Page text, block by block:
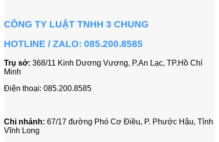
CÔNG TY LUẬT TNHH 3 CHUNG
HOTLINE / ZALO: 085.200.8585
Trụ sở: 368/11 Kinh Dương Vương, P.An Lạc, TP.Hồ Chí
Minh
Điện thoại: 085.200.8585
Chi nhánh: 67/17 đường Phó Cơ Điều, P. Phước Hậu, Tỉnh
Vĩnh Long